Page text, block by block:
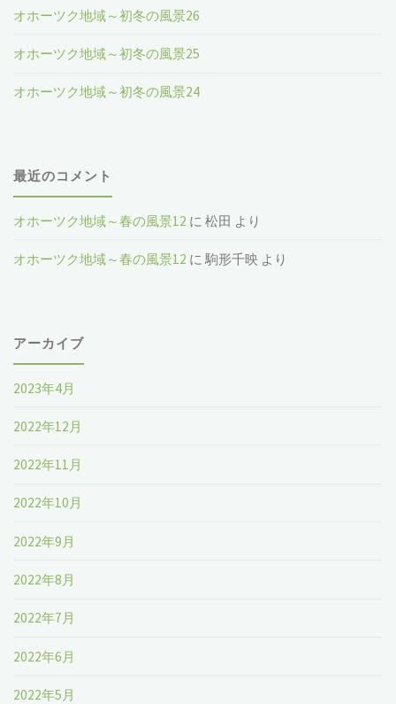
オホーツク地域～初冬の風景26
オホーツク地域～初冬の風景25
オホーツク地域～初冬の風景24
最近のコメント
オホーツク地域～春の風景12 に松田 より
オホーツク地域～春の風景12 に駒形千映 より
アーカイブ
2023年4月
2022年12月
2022年11月
2022年10月
2022年9月
2022年8月
2022年7月
2022年6月
2022年5月